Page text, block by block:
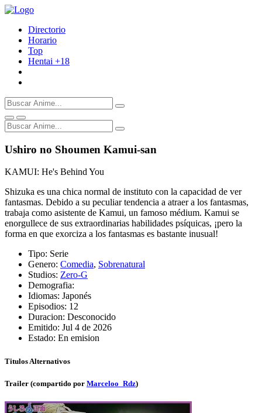
Directorio
Horario
Top
Hentai +18
Ushiro no Shoumen Kamui-san
KAMUI: He's Behind You
Shizuka es una chica normal de instituto con la capacidad de ver
fantasmas. Debido a su peculiar tendencia a atraer a los fantasmas,
trabaja como asistente de Kamui, un famoso médium. Kamui se
enorgullece de sus extraordinarias habilidades psíquicas, ¡pero la
forma en que exorciza a los fantasmas es bastante inusual!
Tipo: Serie
Genero: Comedia, Sobrenatural
Studios: Zero-G
Demografia:
Idiomas: Japonés
Episodios: 12
Duracion: Desconocido
Emitido: Jul 4 de 2026
Estado: En emision
Titulos Alternativos
Trailer (compartido por Marceloo_Rdz)